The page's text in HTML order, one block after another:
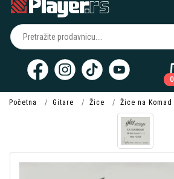
0
Početna Gitare Žice Žice na Komad